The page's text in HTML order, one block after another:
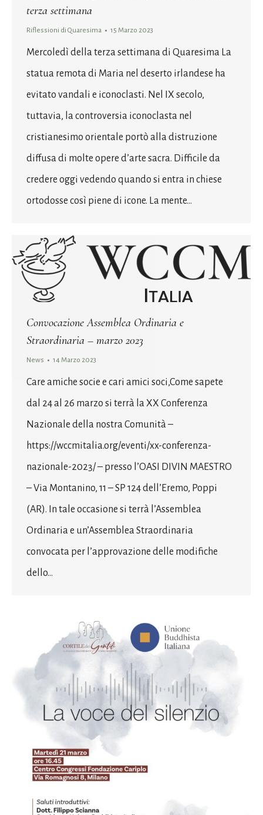
terza settimana
Riflessioni di Quaresima 15 Marzo 2023
Mercoledì della terza settimana di Quaresima La
statua remota di Maria nel deserto irlandese ha
evitato vandali e iconoclasti. Nel IX secolo,
tuttavia, la controversia iconoclasta nel
cristianesimo orientale portò alla distruzione
diffusa di molte opere d’arte sacra. Difficile da
credere oggi vedendo quando si entra in chiese
ortodosse così piene di icone. La mente…
Convocazione Assemblea Ordinaria e
Straordinaria – marzo 2023
News 14 Marzo 2023
Care amiche socie e cari amici soci,Come sapete
dal 24 al 26 marzo si terrà la XX Conferenza
Nazionale della nostra Comunità –
https://wccmitalia.org/eventi/xx-conferenza-
nazionale-2023/ – presso l’OASI DIVIN MAESTRO
– Via Montanino, 11 – SP 124 dell’Eremo, Poppi
(AR). In tale occasione si terrà l’Assemblea
Ordinaria e un’Assemblea Straordinaria
convocata per l’approvazione delle modifiche
dello…